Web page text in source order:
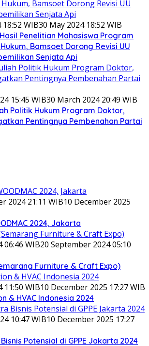
WIB30 May 2024 18:52 WIB
Penelitian Mahasiswa Program
Bamsoet Dorong Revisi UU
Senjata Api
15:45 WIB30 March 2024 20:49 WIB
Politik Hukum Program Doktor,
Pentingnya Pembenahan Partai
2024 21:11 WIB10 December 2025
2024, Jakarta
06:46 WIB20 September 2024 05:10
Furniture & Craft Expo)
11:50 WIB10 December 2025 17:27 WIB
& HVAC Indonesia 2024
10:47 WIB10 December 2025 17:27
Potensial di GPPE Jakarta 2024